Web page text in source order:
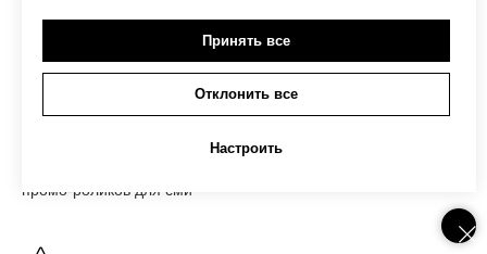
промо-роликов для сми
Принять все
Отклонить все
Настроить